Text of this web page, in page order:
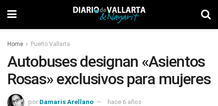
Home Puerto Vallarta
Autobuses designan «Asientos
Rosas» exclusivos para mujeres
por Damaris Arellano
hace 6 años